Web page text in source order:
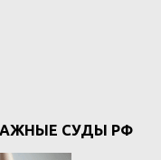
СУДЫ РФ